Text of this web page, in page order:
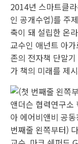
2014년 스마트클
인 공개수업)를 주
축이 돼 설립한 온
교수인 애넌트 아
존의 전자책 단말
가 책의 미래를 제